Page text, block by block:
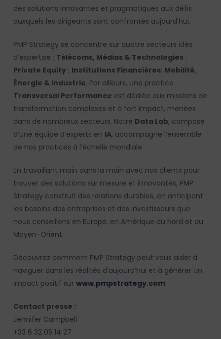
des solutions innovantes et pragmatiques aux défis
auxquels les dirigeants sont confrontés aujourd’hui.
PMP Strategy se concentre sur quatre secteurs clés
d’expertise : Télécoms, Médias & Technologies ;
Private Equity; Institutions Financières; Mobilité,
Énergie & Industrie. Par ailleurs, une practice
Transversal Performance est dédiée aux missions de
transformation complexes et à fort impact, menées
dans de nombreux secteurs. Notre Data Lab, composé
d’une équipe d’experts en IA, accompagne l’ensemble
de nos practices à l’échelle mondiale.
En travaillant main dans la main avec nos clients pour
trouver des solutions sur mesure et innovantes, PMP
Strategy construit des relations durables, en anticipant
les besoins des entreprises et des investisseurs que
nous conseillons en Europe, en Amérique du Nord et au
Moyen-Orient.
Découvrez comment PMP Strategy peut vous aider à
naviguer dans les réalités d’aujourd’hui et à générer un
impact positif sur www.pmpstrategy.com.
Contact presse :
Jennifer Campbell
+33 6 32 05 14 27